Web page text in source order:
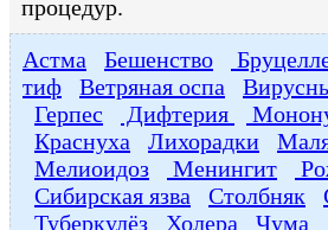
процедур.
Астма
Бешенство
тиф
Ветряная оспа
Герпес
Дифтерия
Краснуха
Лихорадки
Мелиоидоз
Менингит
Сибирская язва
Столбняк
Туберкулёз
Холера Чума